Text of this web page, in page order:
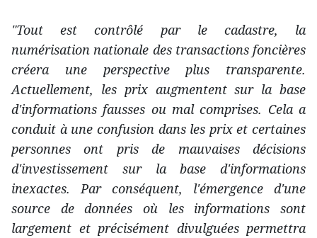
"Tout est contrôlé par le cadastre, la
numérisation nationale des transactions foncières
créera une perspective plus transparente.
Actuellement, les prix augmentent sur la base
d'informations fausses ou mal comprises. Cela a
conduit à une confusion dans les prix et certaines
personnes ont pris de mauvaises décisions
d'investissement sur la base d'informations
inexactes. Par conséquent, l'émergence d'une
source de données où les informations sont
largement et précisément divulguées permettra